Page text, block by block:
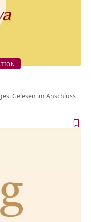
Gelesen im Anschluss